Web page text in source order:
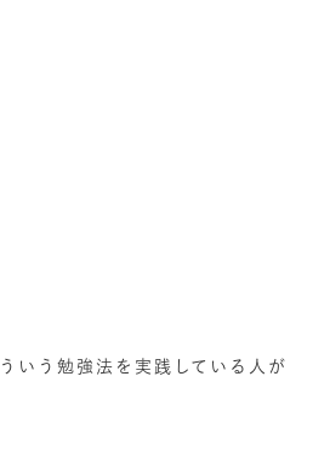
いう勉強法を実践している人が